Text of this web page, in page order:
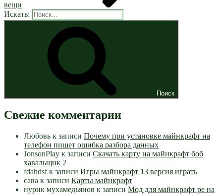
вещи
Искать:
Поиск
Свежие комментарии
Любовь к записи Почему при установке майнкрафт на
телефон пишет ошибка разбора данных
JonsonPlay к записи Скачать карту на майнкрафт боб
хавальщик 2
fdahdsfк записи Игры майнкрафт 13 версия играть
сава к записи Карты майнкрафт
нурик мухамедьянов к записи Мод для майнкрафт pe на